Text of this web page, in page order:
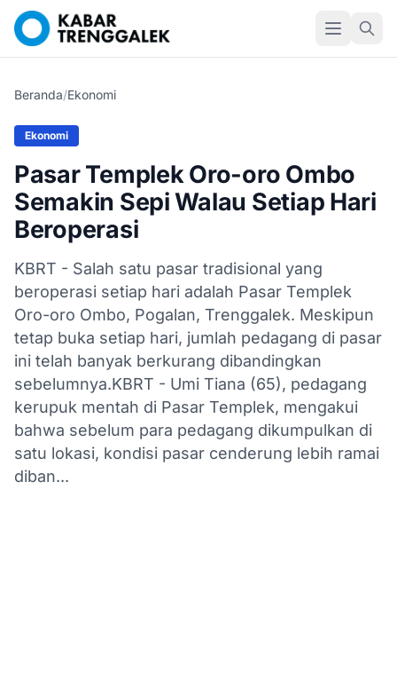
Beranda/Ekonomi
Ekonomi
Pasar Templek Oro-oro Ombo
Semakin Sepi Walau Setiap Hari
Beroperasi
KBRT - Salah satu pasar tradisional yang
beroperasi setiap hari adalah Pasar Templek
Oro-oro Ombo, Pogalan, Trenggalek. Meskipun
tetap buka setiap hari, jumlah pedagang di pasar
ini telah banyak berkurang dibandingkan
sebelumnya.KBRT - Umi Tiana (65), pedagang
kerupuk mentah di Pasar Templek, mengakui
bahwa sebelum para pedagang dikumpulkan di
satu lokasi, kondisi pasar cenderung lebih ramai
diban...